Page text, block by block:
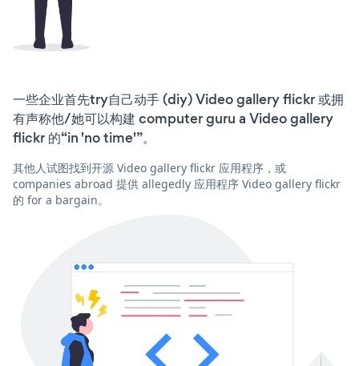
一些企业首先try自己动手 (diy) Video gallery flickr 或拥
有声称他/她可以构建 computer guru a Video gallery
flickr 的“in 'no time'”。
其他人试图找到开源 Video gallery flickr 应用程序，或
companies abroad 提供 allegedly 应用程序 Video gallery flickr
的 for a bargain。